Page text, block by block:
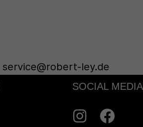
service@robert-ley.de
SOCIAL MEDIA